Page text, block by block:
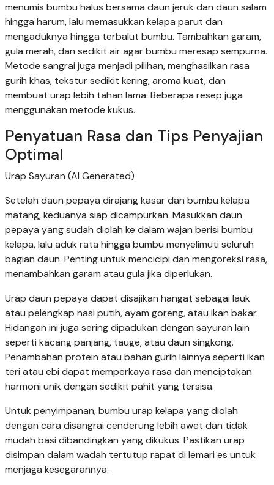
menumis bumbu halus bersama daun jeruk dan daun salam
hingga harum, lalu memasukkan kelapa parut dan
mengaduknya hingga terbalut bumbu. Tambahkan garam,
gula merah, dan sedikit air agar bumbu meresap sempurna.
Metode sangrai juga menjadi pilihan, menghasilkan rasa
gurih khas, tekstur sedikit kering, aroma kuat, dan
membuat urap lebih tahan lama. Beberapa resep juga
menggunakan metode kukus.
Penyatuan Rasa dan Tips Penyajian
Optimal
Urap Sayuran (AI Generated)
Setelah daun pepaya dirajang kasar dan bumbu kelapa
matang, keduanya siap dicampurkan. Masukkan daun
pepaya yang sudah diolah ke dalam wajan berisi bumbu
kelapa, lalu aduk rata hingga bumbu menyelimuti seluruh
bagian daun. Penting untuk mencicipi dan mengoreksi rasa,
menambahkan garam atau gula jika diperlukan.
Urap daun pepaya dapat disajikan hangat sebagai lauk
atau pelengkap nasi putih, ayam goreng, atau ikan bakar.
Hidangan ini juga sering dipadukan dengan sayuran lain
seperti kacang panjang, tauge, atau daun singkong.
Penambahan protein atau bahan gurih lainnya seperti ikan
teri atau ebi dapat memperkaya rasa dan menciptakan
harmoni unik dengan sedikit pahit yang tersisa.
Untuk penyimpanan, bumbu urap kelapa yang diolah
dengan cara disangrai cenderung lebih awet dan tidak
mudah basi dibandingkan yang dikukus. Pastikan urap
disimpan dalam wadah tertutup rapat di lemari es untuk
menjaga kesegarannya.